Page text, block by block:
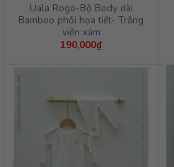
Uala Rogo-Bộ Body dài
Bamboo phối họa tiết- Trắng
viền xám
190,000₫